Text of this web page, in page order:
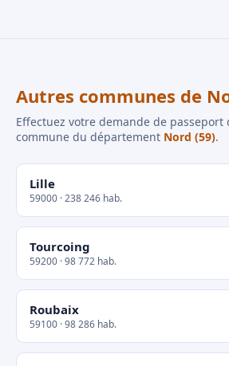
Autres communes de
Effectuez votre demande de
commune du département Nord (59).
Lille
59000 · 238 246 hab.
Tourcoing
59200 · 98 772 hab.
Roubaix
59100 · 98 286 hab.